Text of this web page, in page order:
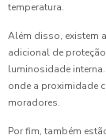
temperatura.
Além disso, existem
adicional de
luminosidade
onde a proximidade
moradores.
Por fim, também